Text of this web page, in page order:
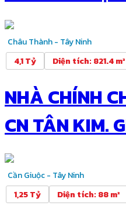
Châu Thành - Tây Ninh
4,1 Tỷ
Diện tích: 821.4 m²
NHÀ CHÍNH
CN TÂN KIM.
Cần Giuộc - Tây Ninh
1,25 Tỷ
Diện tích: 88 m²